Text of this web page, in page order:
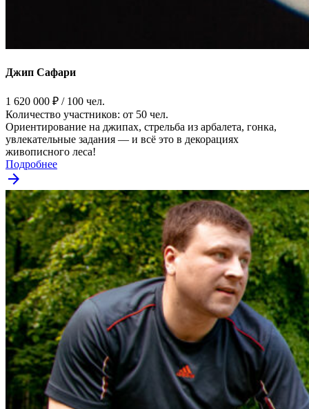
Джип Сафари
1 620 000 ₽ / 100 чел.
Количество участников: от 50 чел.
Ориентирование на джипах, стрельба из арбалета, гонка,
увлекательные задания — и всё это в декорациях
живописного леса!
Подробнее
arrow_forward